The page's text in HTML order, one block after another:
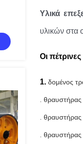
Υλικά
υλικών στα
Οι
1. δομένος
.
.
.